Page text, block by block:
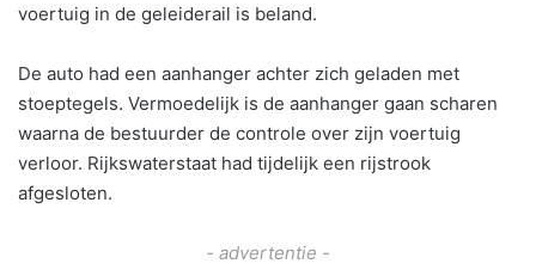
voertuig in de geleiderail is beland.
De auto had een aanhanger achter zich geladen met
stoeptegels. Vermoedelijk is de aanhanger gaan scharen
waarna de bestuurder de controle over zijn voertuig
verloor. Rijkswaterstaat had tijdelijk een rijstrook
afgesloten.
- advertentie -